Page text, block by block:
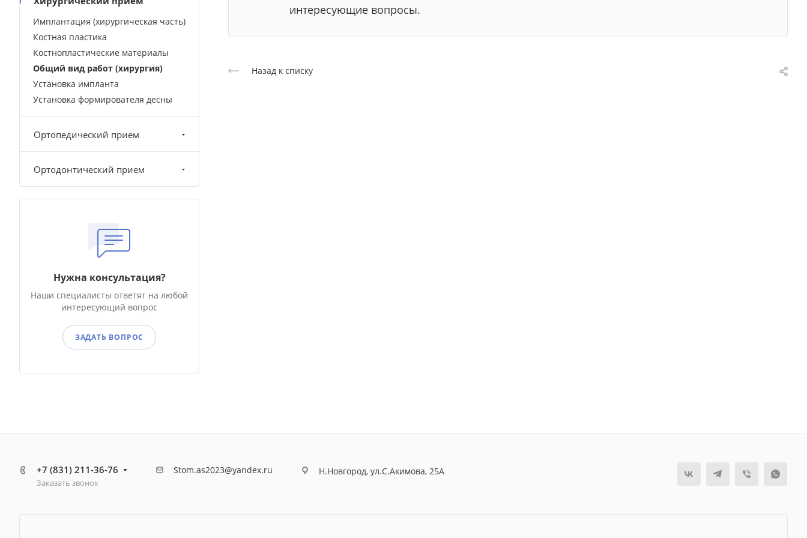
интересующие вопросы.
Назад к списку
Имплантация (хирургическая часть)
Костная пластика
Костнопластические материалы
Общий вид работ (хирургия)
Установка импланта
Установка формирователя десны
Ортопедический прием
Ортодонтический прием
Нужна консультация?
Наши специалисты ответят на любой
интересующий вопрос
ЗАДАТЬ ВОПРОС
+7 (831) 211-36-76
Заказать звонок
Stom.as2023@yandex.ru Н.Новгород, ул.С.Акимова, 25А